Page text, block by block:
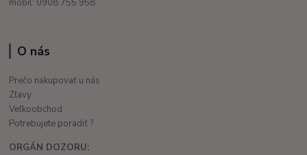
mobil: 0908 755 958
O nás
Prečo nakupovať u nás
Zľavy
Veľkoobchod
Potrebujete poradiť ?
ORGÁN DOZORU: